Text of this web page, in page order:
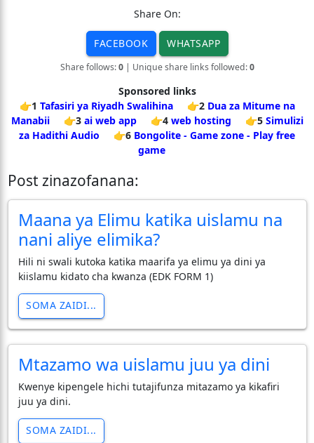
Share On:
FACEBOOK WHATSAPP
Share follows:0| Unique share links followed:0
Sponsored links
👉1 Tafasiri ya Riyadh Swalihina 👉2 Dua za Mitume na
Manabii
👉3 ai web app 👉4 web hosting 👉5 Simulizi
za Hadithi Audio
👉6 Bongolite - Game zone - Play free
game
Post zinazofanana:
Maana ya Elimu katika uislamu na
nani aliye elimika?
Hili ni swali kutoka katika maarifa ya elimu ya dini ya
kiislamu kidato cha kwanza (EDK FORM 1)
SOMA ZAIDI...
Mtazamo wa uislamu juu ya dini
Kwenye kipengele hichi tutajifunza mitazamo ya kikafiri
juu ya dini.
SOMA ZAIDI...